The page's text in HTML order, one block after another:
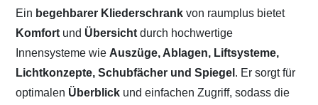
Ein begehbarer Kliederschrankvon raumplus bietet
Komfort und Übersicht durch hochwertige
Innensysteme wie Auszüge, Ablagen, Liftsysteme,
Lichtkonzepte, Schubfächer und Spiegel . Er sorgt für
optimalen Überblick und einfachen Zugriff, sodass die